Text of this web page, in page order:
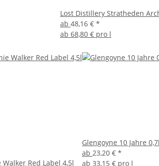
Lost Distillery Stratheden
ab 48,16 € *
ab 68,80 € pro l
Walker Red Label 4,5l
Glengoyne 10 Jahre 0,7l
ab 23,20 € *
ab 33,15 € pro l